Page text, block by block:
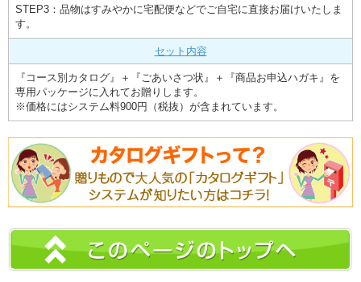
STEP3：品物はすみやかに宅配便などでご自宅に直接お届けいたしま
す。
セット内容
『コース別カタログ』＋『ごあいさつ状』＋『商品お申込ハガキ』を
専用パッケージに入れてお贈りします。
※価格にはシステム料900円（税抜）が含まれています。